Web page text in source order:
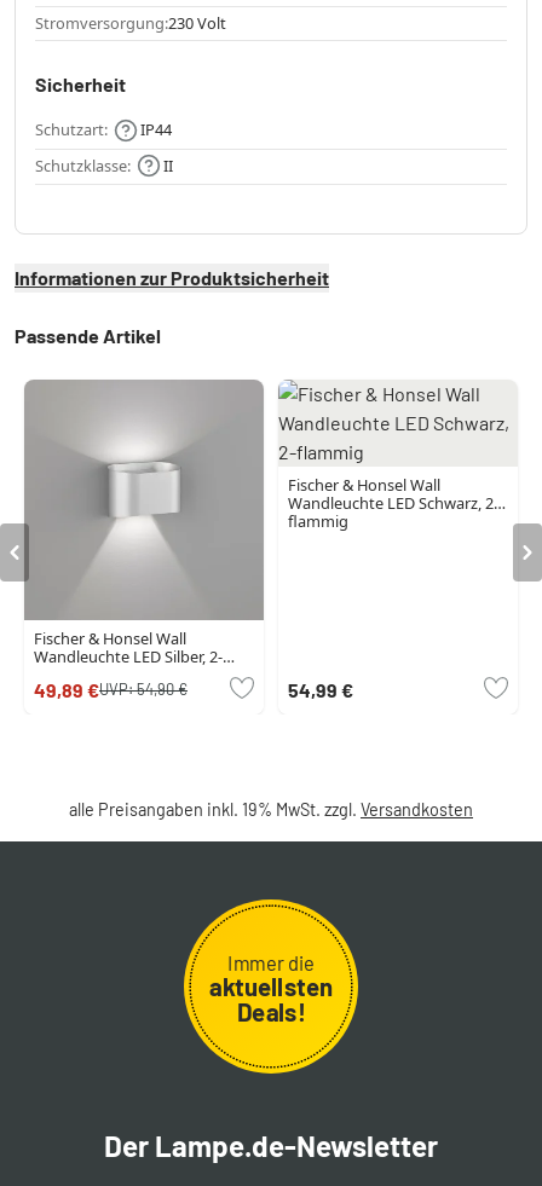
Stromversorgung:230 Volt
Sicherheit
Schutzart:
IP44
Schutzklasse:
II
Informationen zur Produktsicherheit
Passende Artikel
Fischer & Honsel Wall
Wandleuchte LED Silber, 2-
49,89 €UVP:54,90 €
Fischer & Honsel Wall
Wandleuchte LED Schwarz, 2-
flammig
54,99 €
alle Preisangaben inkl. 19% MwSt. zzgl. Versandkosten
Immer die
aktuellsten
Deals!
Der Lampe.de-Newsletter